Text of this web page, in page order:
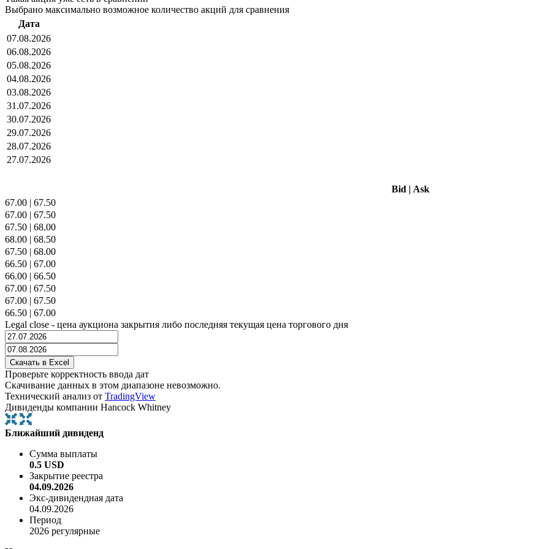
Выбрано максимально возможное количество акций для сравнения
Дата
07.08.2026
06.08.2026
05.08.2026
04.08.2026
03.08.2026
31.07.2026
30.07.2026
29.07.2026
28.07.2026
27.07.2026
Bid | Ask
67.00 | 67.50
67.00 | 67.50
67.50 | 68.00
68.00 | 68.50
67.50 | 68.00
66.50 | 67.00
66.00 | 66.50
67.00 | 67.50
67.00 | 67.50
66.50 | 67.00
Legal close - цена аукциона закрытия либо последняя текущая цена торгового дня
Проверьте корректность ввода дат
Скачивание данных в этом диапазоне невозможно.
Технический анализ от TradingView
Дивиденды компании Hancock Whitney
Ближайший дивиденд
Сумма выплаты
0.5 USD
Закрытие реестра
04.09.2026
Экс-дивидендная дата
04.09.2026
Период
2026 регулярные